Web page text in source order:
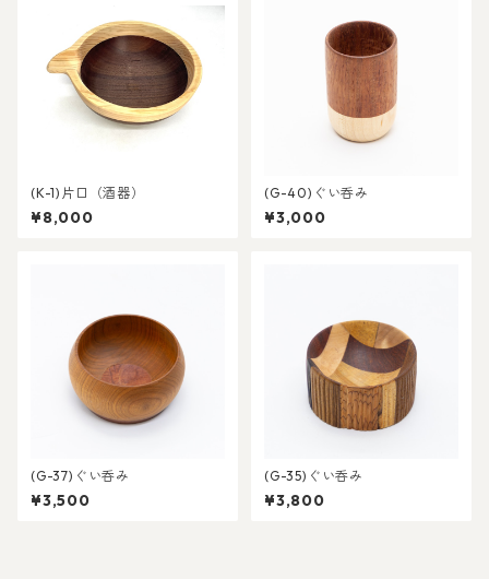
(K-1)片口（酒器）
¥8,000
(G-40)ぐい呑み
¥3,000
(G-37)ぐい呑み
¥3,500
(G-35)ぐい呑み
¥3,800